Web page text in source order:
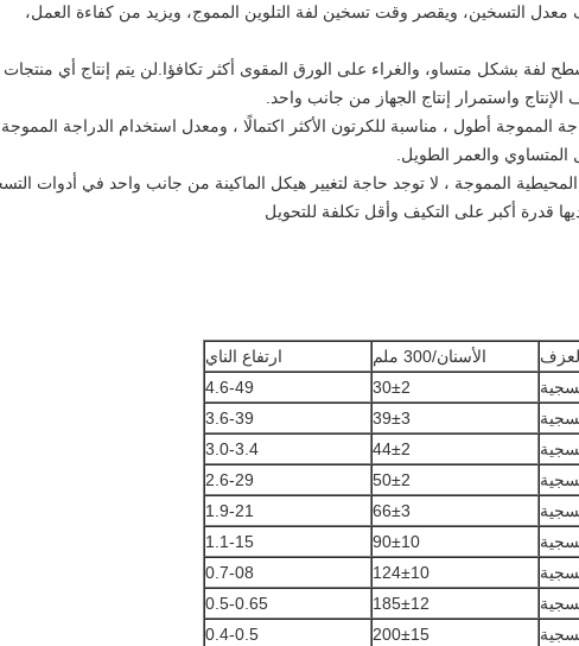
معدل التسخين، ويقصر وقت تسخين لفة التلوين المموج، ويزيد من كفاءة العمل،
لفة بشكل متساو، والغراء على الورق المقوى أكثر تكافؤا.لن يتم إنتاج أي منتجات
واستمرار إنتاج الجهاز من جانب واحد.
المموجة أطول ، مناسبة للكرتون الأكثر اكتمالًا ، ومعدل استخدام الدراجة المموجة
المتساوي والعمر الطويل.
المحيطية المموجة ، لا توجد حاجة لتغيير هيكل الماكينة من جانب واحد في أدوات
قدرة أكبر على التكيف وأقل تكلفة للتحويل
الأسنان/300 ملم
ارتفاع الناي
30±2
4.6-49
39±3
3.6-39
44±2
3.0-3.4
50±2
2.6-29
66±3
1.9-21
90±10
1.1-15
124±10
0.7-08
185±12
0.5-0.65
200±15
0.4-0.5